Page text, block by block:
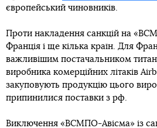
європейський чиновників.
Проти накладення санкцій на
Франція і ще кілька країн. Для
важливішим постачальником
виробника комерційних літаків
закуповують продукцію цього
припинилися поставки з рф.
Виключення «ВСМПО-Авісма» із